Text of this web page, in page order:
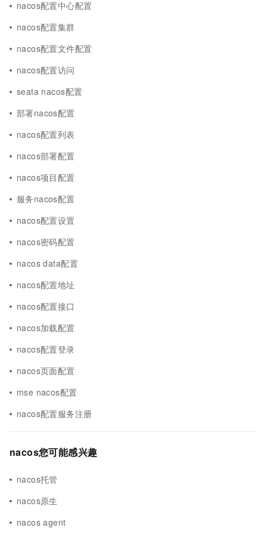
nacos配置中心配置
nacos配置集群
nacos配置文件配置
nacos配置访问
seata nacos配置
部署nacos配置
nacos配置列表
nacos部署配置
nacos项目配置
服务nacos配置
nacos配置设置
nacos密码配置
nacos data配置
nacos配置地址
nacos配置接口
nacos加载配置
nacos配置登录
nacos页面配置
mse nacos配置
nacos配置服务注册
nacos您可能感兴趣
nacos托管
nacos原生
nacos agent